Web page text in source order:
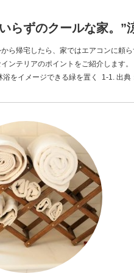
らずのクールな家。”
ら帰宅したら、家ではエアコンに頼
ンテリアのポイントをご紹介します
浴をイメージできる緑を置く 1-1. 出